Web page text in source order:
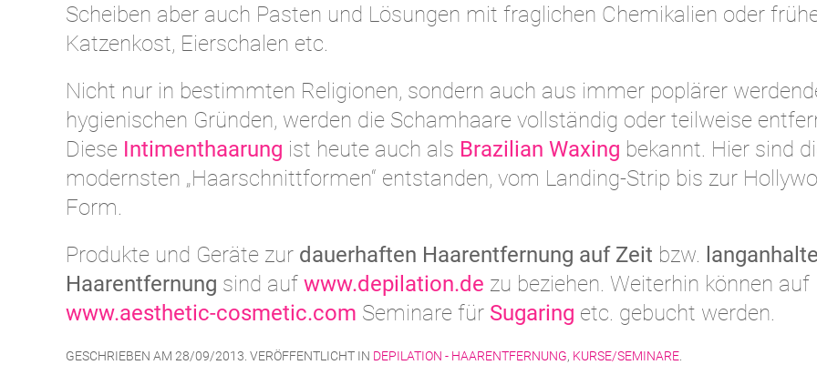
Scheiben aber auch Pasten und Lösungen mit fraglichen Chemikalien oder
Katzenkost, Eierschalen etc.
Nicht nur in bestimmten Religionen, sondern auch aus immer poplärer
hygienischen Gründen, werden die Schamhaare vollständig oder teilweise
Diese Intimenthaarung ist heute auch als Brazilian Waxing bekannt. Hier sind
modernsten „Haarschnittformen“ entstanden, vom Landing-Strip bis zur
Form.
Produkte und Geräte zur dauerhaften Haarentfernung auf Zeit bzw.
Haarentfernung sind auf www.depilation.de zu beziehen. Weiterhin können auf
www.aesthetic-cosmetic.com Seminare für Sugaring etc. gebucht werden.
GESCHRIEBEN AM 28/09/2013 . VERÖFFENTLICHT IN DEPILATION - HAARENTFERNUNG, KURSE/SEMINARE